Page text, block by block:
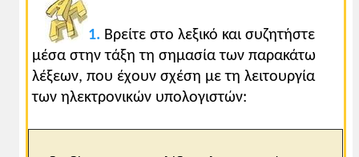
1. Βρείτε στο λεξικό και συζητήστε
μέσα στην τάξη τη σημασία των παρακάτω
λέξεων, που έχουν σχέση με τη λειτουργία
των ηλεκτρονικών υπολογιστών: